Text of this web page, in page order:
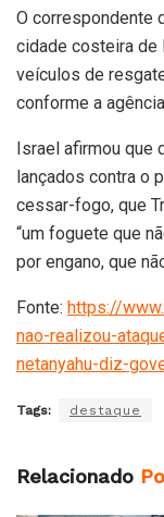
O correspondente
cidade costeira de
veículos de
conforme a
Israel afirmou que
lançados contra o
cessar-fogo, que
“um foguete que
por engano, que
Fonte: https://
nao-realizou-
netanyahu-diz-
Tags: destaque
Relacionado